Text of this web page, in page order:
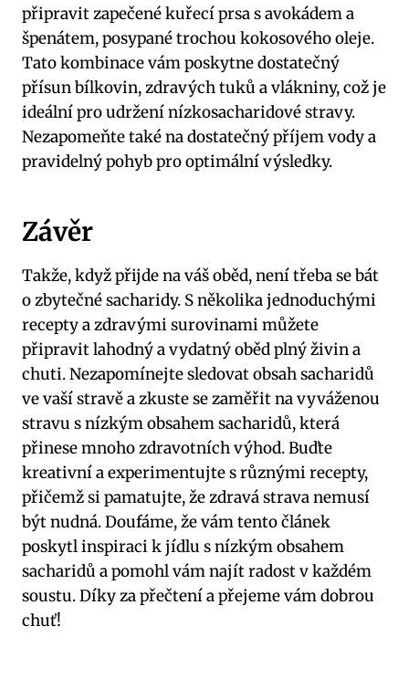
připravit‍ zapečené kuřecí⁤ prsa s avokádem a
špenátem, posypané trochou⁢ kokosového oleje.
Tato kombinace vám poskytne dostatečný
přísun ‌bílkovin, zdravých tuků ‍a vlákniny, ‍což je
ideální⁤ pro udržení nízkosacharidové stravy.
Nezapomeňte také na dostatečný příjem vody a
⁢pravidelný pohyb pro optimální výsledky.
Závěr
Takže, když přijde⁣ na váš oběd, není třeba se bát‌
o zbytečné⁢ sacharidy. S několika jednoduchými
recepty ⁢a zdravými ‍surovinami můžete
připravit lahodný a⁤ vydatný oběd plný živin a
chuti.‍ Nezapomínejte sledovat obsah sacharidů
ve ⁤vaší stravě a zkuste ‌se zaměřit na vyváženou
stravu ‌s nízkým obsahem sacharidů, která
přinese mnoho zdravotních výhod. Buďte
kreativní a experimentujte s různými recepty,
přičemž si pamatujte, že​ zdravá strava nemusí
být nudná. Doufáme, že vám tento článek
poskytl inspiraci k jídlu s nízkým obsahem​
sacharidů a pomohl vám najít radost v každém​
soustu. Díky za přečtení ​a přejeme ​vám ‍dobrou​
chuť!